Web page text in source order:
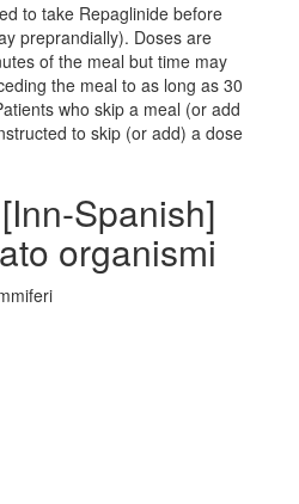
to take Repaglinide before
preprandially). Doses are
of the meal but time may
the meal to as long as 30
who skip a meal (or add
to skip (or add) a dose
Spanish]
organismi